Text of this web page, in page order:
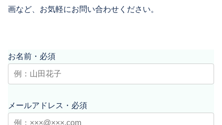
画など、お気軽にお問い合わせください。
お名前・必須
メールアドレス・必須